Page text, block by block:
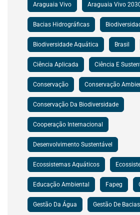
Araguaia Vivo Araguaia Vivo
Bacias Hidrográficas
Biodiversidade Aquática Brasil
Ciência Aplicada Ciência E
Conservação Conservação
Conservação Da Biodiversidade
Cooperação Internacional
Desenvolvimento Sustentável
Ecossistemas Aquáticos
Educação Ambiental Fapeg
Gestão Da Água Gestão De